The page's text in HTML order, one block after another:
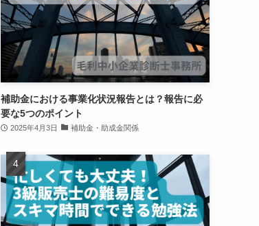
補助金における事業化状況報告とは？報告に必
要な5つのポイント
2025年4月3日 補助金・助成金関係